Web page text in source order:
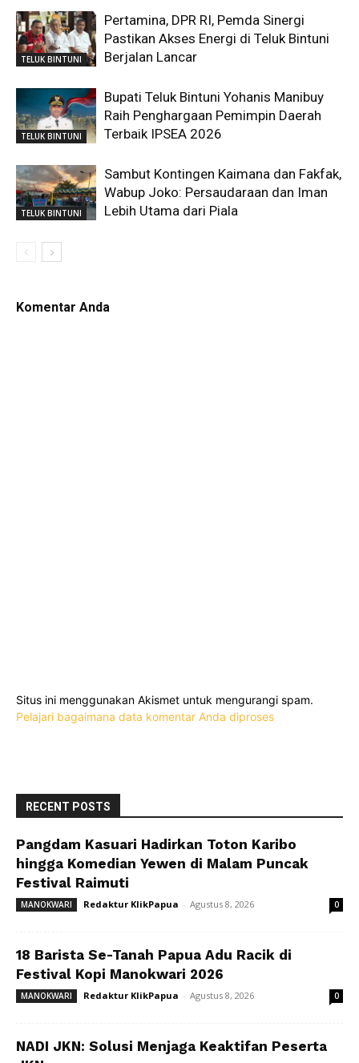
TELUK BINTUNI
Pertamina, DPR RI, Pemda Sinergi
Pastikan Akses Energi di Teluk Bintuni
Berjalan Lancar
TELUK BINTUNI
Bupati Teluk Bintuni Yohanis Manibuy
Raih Penghargaan Pemimpin Daerah
Terbaik IPSEA 2026
TELUK BINTUNI
Sambut Kontingen Kaimana dan Fakfak,
Wabup Joko: Persaudaraan dan Iman
Lebih Utama dari Piala
Komentar Anda
Situs ini menggunakan Akismet untuk mengurangi spam.
Pelajari bagaimana data komentar Anda diproses
RECENT POSTS
Pangdam Kasuari Hadirkan Toton Karibo
hingga Komedian Yewen di Malam Puncak
Festival Raimuti
MANOKWARI Redaktur KlikPapua - Agustus 8, 2026 0
18 Barista Se-Tanah Papua Adu Racik di
Festival Kopi Manokwari 2026
MANOKWARI Redaktur KlikPapua - Agustus 8, 2026 0
NADI JKN: Solusi Menjaga Keaktifan Peserta